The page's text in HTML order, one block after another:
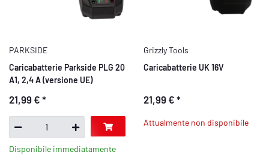
PARKSIDE
Caricabatterie Parkside PLG 20
A1, 2,4 A (versione UE)
21,99 € *
Disponibile immediatamente
Grizzly Tools
Caricabatterie UK 16V
21,99 € *
Attualmente non disponibile